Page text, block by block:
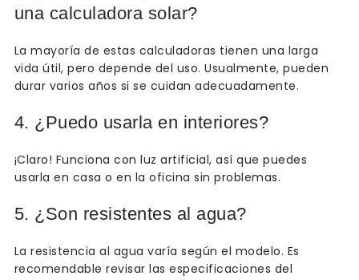
una calculadora solar?
La mayoría de estas calculadoras tienen una larga
vida útil, pero depende del uso. Usualmente, pueden
durar varios años si se cuidan adecuadamente.
4. ¿Puedo usarla en interiores?
¡Claro! Funciona con luz artificial, así que puedes
usarla en casa o en la oficina sin problemas.
5. ¿Son resistentes al agua?
La resistencia al agua varía según el modelo. Es
recomendable revisar las especificaciones del